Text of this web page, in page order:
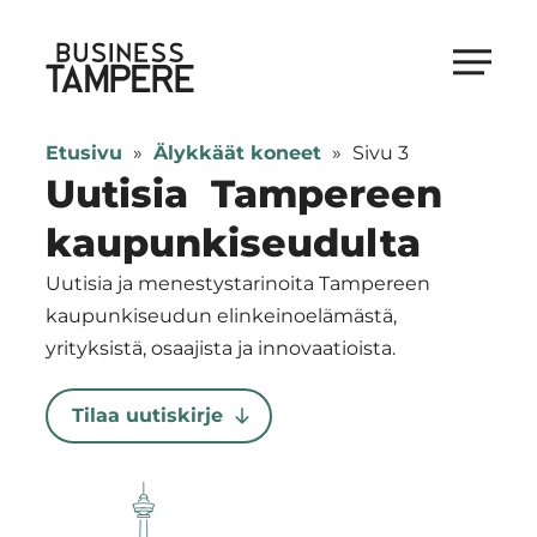
suoraan
sisältöön
Business Tampere
Tampere
supports
talents,
investors
and
entrepreneurs
in
a
smooth
Etusivu » Älykkäät koneet » Sivu 3
Uutisia Tampereen
kaupunkiseudulta
Uutisia ja menestystarinoita Tampereen
kaupunkiseudun elinkeinoelämästä,
yrityksistä, osaajista ja innovaatioista.
Tilaa uutiskirje